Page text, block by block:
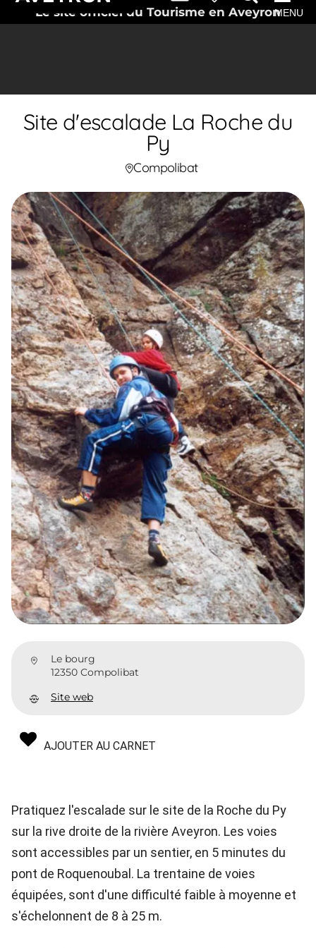
Le site officiel du Tourisme en AveyronMENU
Site d'escalade La Roche du
Py
Compolibat
Le bourg
12350 Compolibat
Site web
AJOUTER AU CARNET
Pratiquez l'escalade sur le site de la Roche du Py
sur la rive droite de la rivière Aveyron. Les voies
sont accessibles par un sentier, en 5 minutes du
pont de Roquenoubal. La trentaine de voies
équipées, sont d'une difficulté faible à moyenne et
s'échelonnent de 8 à 25 m.